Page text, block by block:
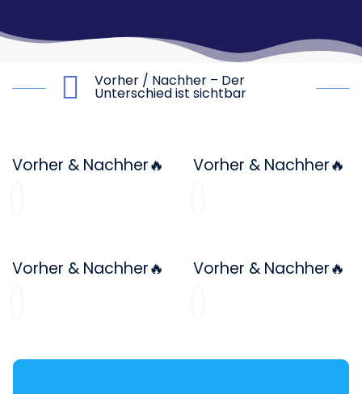
Vorher / Nachher – Der
Unterschied ist sichtbar
Vorher & Nachher🔥 Vorher & Nachher🔥
Vorher & Nachher🔥 Vorher & Nachher🔥